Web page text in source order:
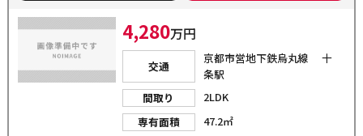
4,280万円
交通
京都市営地下鉄烏丸線 十
条駅
間取り
2LDK
専有面積
47.2㎡